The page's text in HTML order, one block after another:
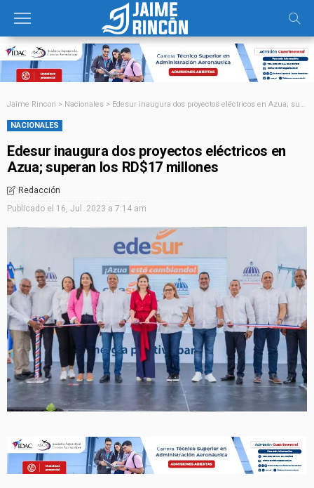
Jaime Rincon > Nacionales > Edesur inaugura dos proyectos eléctricos en Azua; superan los RD$17 millones
NACIONALES
Edesur inaugura dos proyectos eléctricos en
Azua; superan los RD$17 millones
Redacción
Publicado el 16, Jul. 2023 a 7:14 am